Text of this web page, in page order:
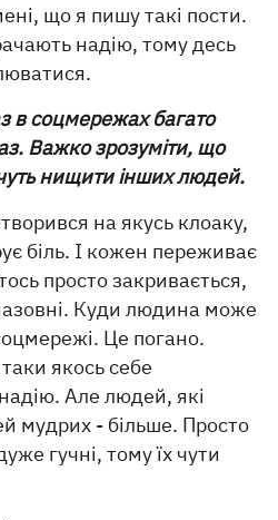
що я пишу такі пости.
надію, тому десь
в соцмережах багато
Важко зрозуміти, що
нищити інших людей.
на якусь клоаку,
біль. І кожен переживає
просто закривається,
Куди людина може
Це погано.
якось себе
Але людей, які
мудрих - більше. Просто
гучні, тому їх чути